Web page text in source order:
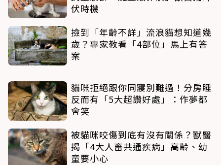
伏時機
撿到「年齡不詳」流浪貓想知道幾
歲？專家教看「4部位」馬上有答
案
貓咪拒絕跟你同寢別難過！分房睡
反而有「5大超讚好處」：作夢都
會笑
被貓咪咬傷到底有沒有關係？獸醫
揭「4大人畜共通疾病」高齡、幼
童要小心